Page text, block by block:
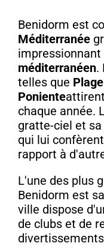
Benidorm est
Méditerranée
impressionnant
méditerranéen.
telles que
Poniente
chaque année.
gratte-ciel et
qui lui
rapport à
L'une des plus
Benidorm est sa
ville dispose
de clubs et de